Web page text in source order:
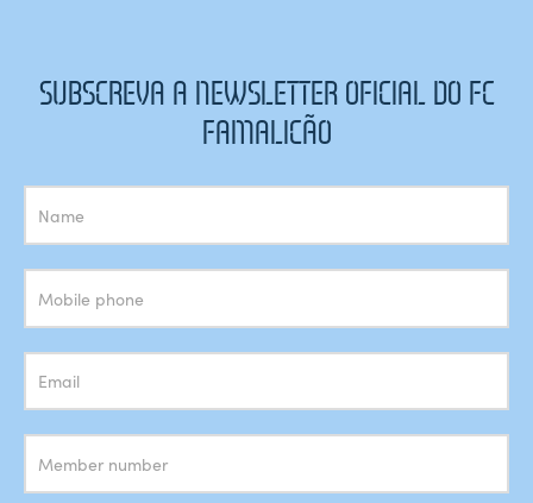
SUBSCREVA A NEWSLETTER OFICIAL DO FC
FAMALICÃO
Subscrição
Newsletter